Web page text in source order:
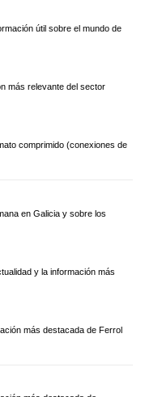
útil sobre el mundo de
más relevante del sector
comprimido (conexiones de
en Galicia y sobre los
y la información más
más destacada de Ferrol